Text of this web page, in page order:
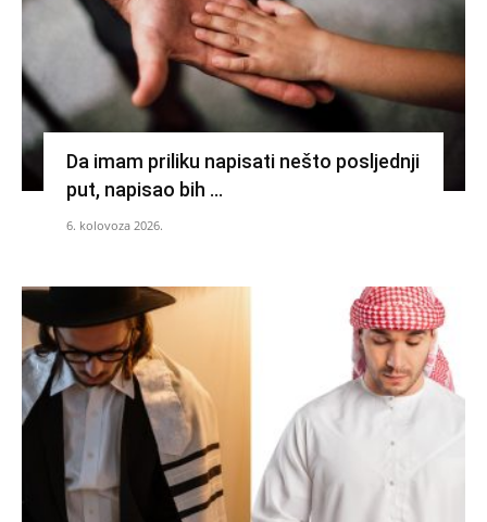
Da imam priliku napisati nešto posljednji
put, napisao bih …
6. kolovoza 2026.